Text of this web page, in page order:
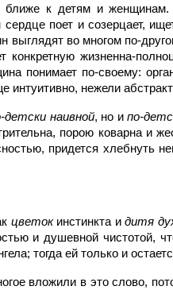
к детям и
поет и созерцает,
выглядят во многом по-
конкретную жизненна-
понимает по-своему:
интуитивно, нежели
детски наивной, но ипо-
порою коварна и
придется хлебнуть
цветокинстинкта и дитя
и душевной чистотой,
тогда ей только и
вложили в это слово,